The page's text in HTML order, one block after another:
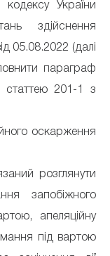
України
здійснення
05.08.2022 (далі
параграф
статтею 201-1 з
оскарження
розглянути
запобіжного
апеляційну
під вартою